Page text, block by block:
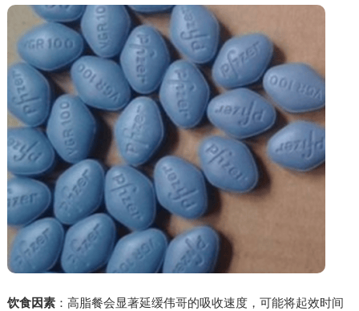
饮食因素：高脂餐会显著延缓伟哥的吸收速度，可能将起效时间